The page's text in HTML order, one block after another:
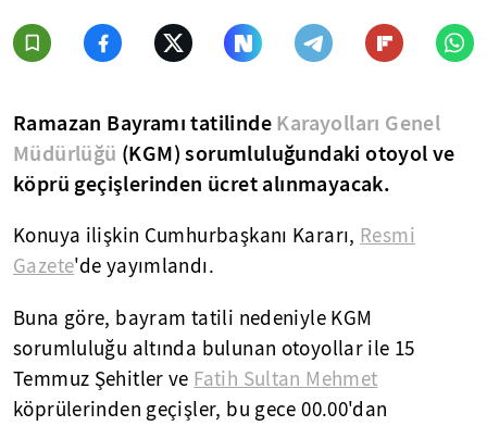
Ramazan Bayramı tatilindeKarayolları Genel
Müdürlüğü (KGM) sorumluluğundaki otoyol ve
köprü geçişlerinden ücret alınmayacak.
Konuya ilişkin Cumhurbaşkanı Kararı, Resmi
Gazete'de yayımlandı.
Buna göre, bayram tatili nedeniyle KGM
sorumluluğu altında bulunan otoyollar ile 15
Temmuz Şehitler ve Fatih Sultan Mehmet
köprülerinden geçişler, bu gece 00.00'dan